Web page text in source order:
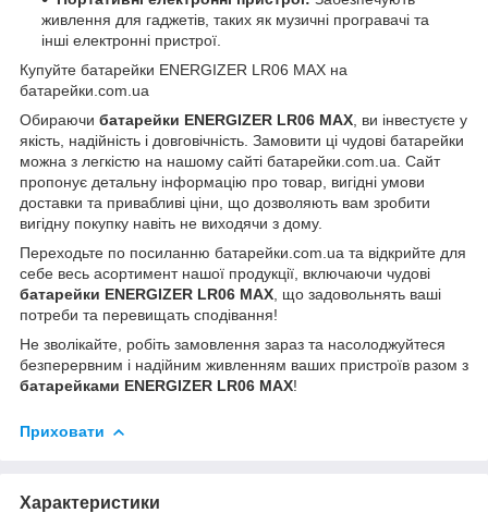
живлення для гаджетів, таких як музичні програвачі та
інші електронні пристрої.
Купуйте батарейки ENERGIZER LR06 MAX на
батарейки.com.ua
Обираючи батарейки ENERGIZER LR06 MAX , ви інвестуєте у
якість, надійність і довговічність. Замовити ці чудові батарейки
можна з легкістю на нашому сайті батарейки.com.ua . Сайт
пропонує детальну інформацію про товар, вигідні умови
доставки та привабливі ціни, що дозволяють вам зробити
вигідну покупку навіть не виходячи з дому.
Переходьте по посиланню батарейки.com.ua та відкрийте для
себе весь асортимент нашої продукції, включаючи чудові
батарейки ENERGIZER LR06 MAX , що задовольнять ваші
потреби та перевищать сподівання!
Не зволікайте, робіть замовлення зараз та насолоджуйтеся
безперервним і надійним живленням ваших пристроїв разом з
батарейками ENERGIZER LR06 MAX!
Приховати
Характеристики